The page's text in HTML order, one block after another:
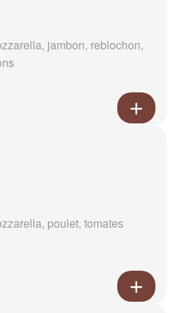
jambon, reblochon,
poulet, tomates